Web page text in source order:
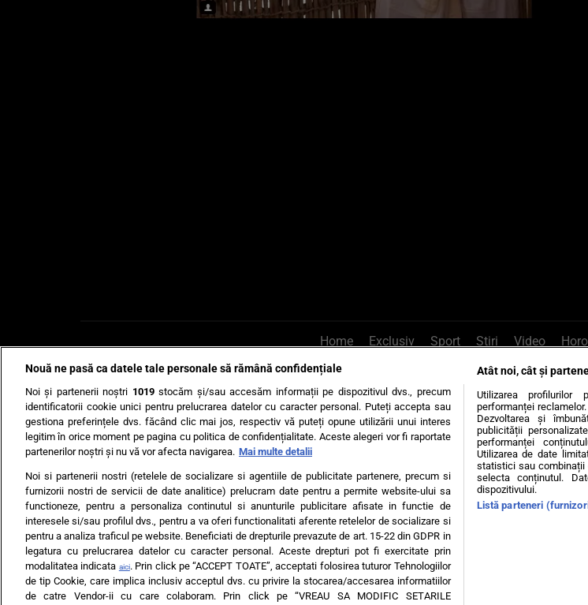
Home Exclusiv Sport Știri Video
AI UN PONT? Scrie-ne pe Whatsapp, sună la
Știri interne Știri externe
Ultimele stiri Diete Insula Iubirii Dictionar de
Echipa editorială Termeni si condiții Politica de confidențialitate
Nouă ne pasă ca datele tale personale să rămână confidențiale
Noi și partenerii noștri 1019stocăm și/sau accesăm informații pe dispozitivul dvs., precum
identificatorii cookie unici pentru prelucrarea datelor cu caracter personal. Puteți accepta sau
gestiona preferințele dvs. făcând clic mai jos, respectiv vă puteți opune utilizării unui interes
legitim în orice moment pe pagina cu politica de confidențialitate. Aceste alegeri vor fi raportate
partenerilor noștri și nu vă vor afecta navigarea. Mai multe detalii
Noi si partenerii nostri (retelele de socializare si agentiile de publicitate partenere, precum si
furnizorii nostri de servicii de date analitice) prelucram date pentru a permite website-ului sa
functioneze, pentru a personaliza continutul si anunturile publicitare afisate in functie de
interesele si/sau profilul dvs., pentru a va oferi functionalitati aferente retelelor de socializare si
pentru a analiza traficul pe website. Beneficiati de drepturile prevazute de art. 15-22 din GDPR in
legatura cu prelucrarea datelor cu caracter personal. Aceste drepturi pot fi exercitate prin
modalitatea indicata aici. Prin click pe “ACCEPT TOATE”, acceptati folosirea tuturor Tehnologiilor
de tip Cookie, care implica inclusiv acceptul dvs. cu privire la stocarea/accesarea informatiilor
de catre Vendor-ii cu care colaboram. Prin click pe “VREAU SA MODIFIC SETARILE
Atât noi, cât și
Utilizarea profilurilor
performanței
Dezvoltarea și
publicității
performanței
Utilizarea de date
statistici sau combinații
selecta conținutul.
dispozitivului.
Listă parteneri